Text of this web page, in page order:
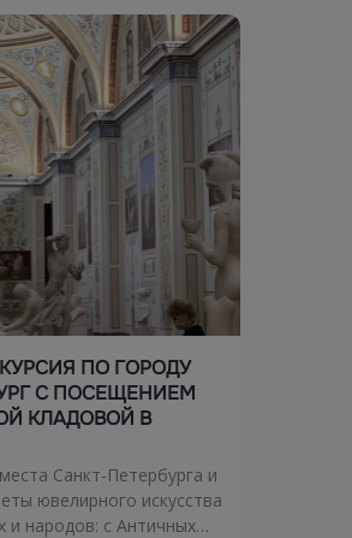
ПО ГОРОДУ
С ПОСЕЩЕНИЕМ
КЛАДОВОЙ В
Санкт-Петербурга и
ювелирного искусства
и народов: с Античных